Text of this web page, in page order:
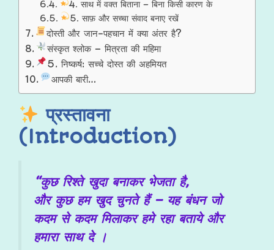
4. साथ में वक्त बिताना – बिना किसी कारण के
5. साफ़ और सच्चा संवाद बनाए रखें
दोस्ती और जान-पहचान में क्या अंतर है?
संस्कृत श्लोक – मित्रता की महिमा
5. निष्कर्ष: सच्चे दोस्त की अहमियत
आपकी बारी…
प्रस्तावना
(Introduction)
“कुछ रिश्ते खुदा बनाकर भेजता है,
और कुछ हम खुद चुनते हैं – यह बंधन जो
कदम से कदम मिलाकर हमे रहा बताये और
हमारा साथ दे ।